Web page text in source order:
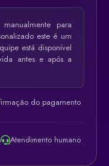
para
este é um
está disponível
antes e após a
do pagamento
Atendimento humano